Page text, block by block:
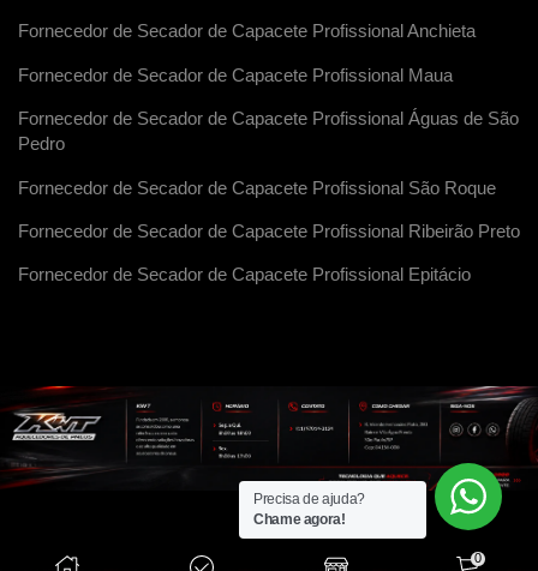
Fornecedor de Secador de Capacete Profissional Anchieta
Fornecedor de Secador de Capacete Profissional Maua
Fornecedor de Secador de Capacete Profissional Águas de São
Pedro
Fornecedor de Secador de Capacete Profissional São Roque
Fornecedor de Secador de Capacete Profissional Ribeirão Preto
Fornecedor de Secador de Capacete Profissional Epitácio
0
Precisa de ajuda?
Chame agora!